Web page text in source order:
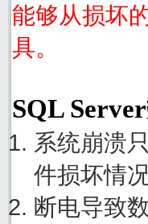
能够从损坏
具。
SQL
系统崩溃
件损坏情
断电导致